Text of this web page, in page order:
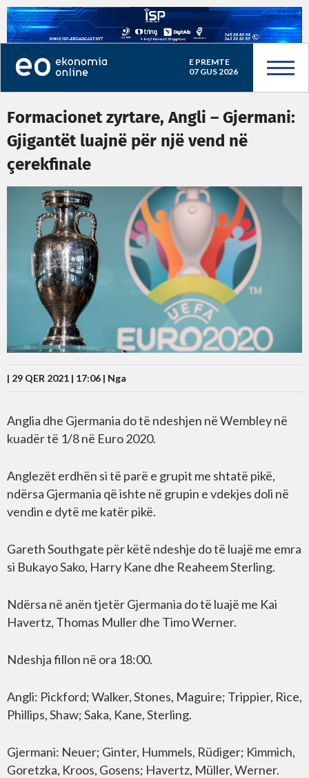
E PREMTE
07 GUS 2026
Formacionet zyrtare, Angli – Gjermani:
Gjigantët luajnë për një vend në
çerekfinale
| 29 QER 2021 | 17:06 | Nga
Anglia dhe Gjermania do të ndeshjen në Wembley në
kuadër të 1/8 në Euro 2020.
Anglezët erdhën si të parë e grupit me shtatë pikë,
ndërsa Gjermania që ishte në grupin e vdekjes doli në
vendin e dytë me katër pikë.
Gareth Southgate për këtë ndeshje do të luajë me emra
si Bukayo Sako, Harry Kane dhe Reaheem Sterling.
Ndërsa në anën tjetër Gjermania do të luajë me Kai
Havertz, Thomas Muller dhe Timo Werner.
Ndeshja fillon në ora 18:00.
Angli: Pickford; Walker, Stones, Maguire; Trippier, Rice,
Phillips, Shaw; Saka, Kane, Sterling.
Gjermani: Neuer; Ginter, Hummels, Rüdiger; Kimmich,
Goretzka, Kroos, Gosens; Havertz, Müller, Werner.